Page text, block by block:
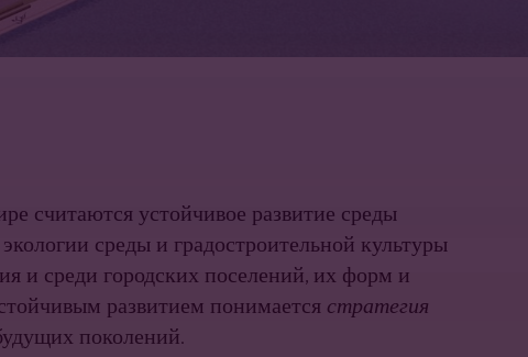
считаются устойчивое развитие среды
среды и градостроительной культуры
и среди городских поселений, их форм и
развитием понимается стратегия
поколений.